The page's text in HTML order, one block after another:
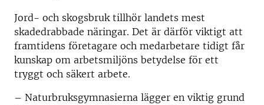
Jord- och skogsbruk tillhör landets mest
skadedrabbade näringar. Det är därför viktigt att
framtidens företagare och medarbetare tidigt får
kunskap om arbetsmiljöns betydelse för ett
tryggt och säkert arbete.
– Naturbruksgymnasierna lägger en viktig grund